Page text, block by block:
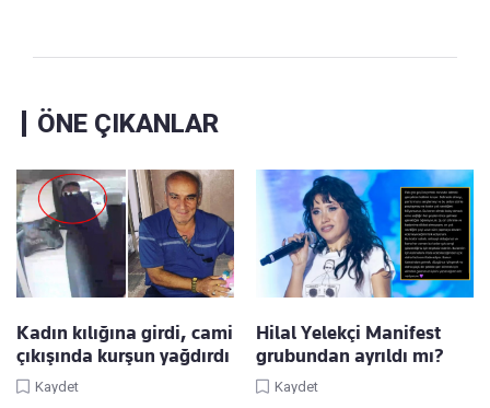
ÖNE ÇIKANLAR
Kadın kılığına girdi, cami
çıkışında kurşun yağdırdı
Kaydet
Hilal Yelekçi Manifest
grubundan ayrıldı mı?
Kaydet